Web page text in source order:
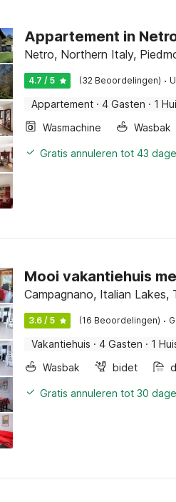
Appartement in
Netro, Northern Italy,
4.7 / 5 (32 Beoordelingen) ·
Appartement · 4 Gasten · 1
Wasmachine
Wasbak
Gratis annuleren tot 43
Mooi vakantiehuis
Campagnano, Italian Lakes,
3.6 / 5 (16 Beoordelingen) ·
Vakantiehuis · 4 Gasten · 1
Wasbak
bidet
Gratis annuleren tot 30